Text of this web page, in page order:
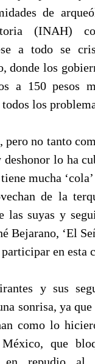
de
(INAH)
a todo se
donde los
a 150 pesos
los
pero no tanto
lo ha
mucha
de la
las suyas y
Bejarano, ‘El
en esta
y sus
sonrisa, ya
como lo
que
repudio al